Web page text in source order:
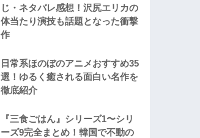
じ・ネタバレ感想！沢尻エリカの
体当たり演技も話題となった衝撃
作
日常系ほのぼのアニメおすすめ35
選！ゆるく癒される面白い名作を
徹底紹介
『三食ごはん』シリーズ1〜シリ
ーズ9完全まとめ！韓国で不動の